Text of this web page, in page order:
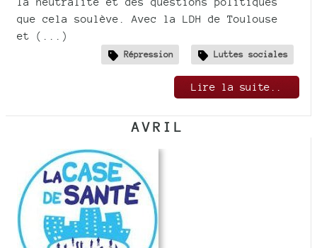
que cela soulève. Avec la LDH de Toulouse
et (...)
Répression Luttes sociales
Lire la suite..
AVRIL